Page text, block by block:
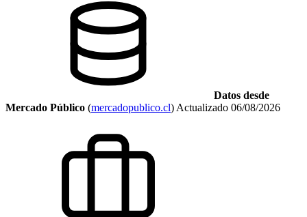
Datos desde
Mercado Público (mercadopublico.cl) Actualizado 06/08/2026